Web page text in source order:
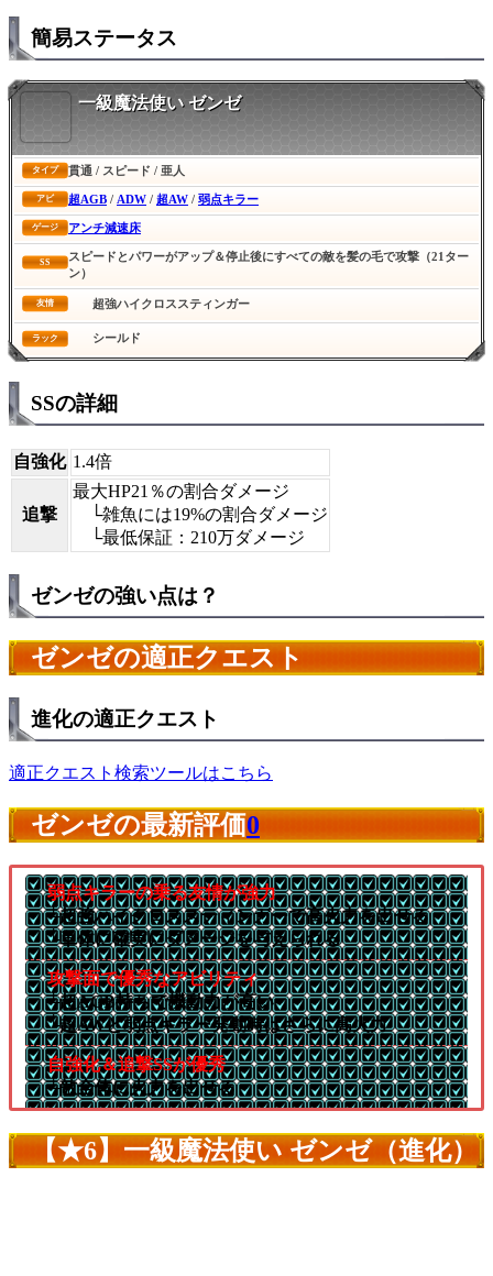
簡易ステータス
一級魔法使い ゼンゼ
タイプ 貫通 / スピード / 亜人
アビ 超AGB / ADW / 超AW / 弱点キラー
ゲージ アンチ減速床
SS
スピードとパワーがアップ＆停止後にすべての敵を髪の毛で攻撃（21ター
ン）
友情 超強ハイクロススティンガー
ラック シールド
SSの詳細
自強化 1.4倍
追撃
最大HP21％の割合ダメージ
└雑魚には19%の割合ダメージ
└最低保証：210万ダメージ
ゼンゼの強い点は？
ゼンゼの適正クエスト
進化の適正クエスト
適正クエスト検索ツールはこちら
ゼンゼの最新評価0
弱点キラーの乗る友情が強力
└超強ハイクロススティンガーで高火力を出せる
└単体に確実にダメージを与えられる
攻撃面で優秀なアビリティ
└超AGB持ちで機動力が高い
└超AWと弱点キラー発動時はさらに高火力
自強化＆追撃SSが優秀
└敵全体に火力を出せる
【★6】一級魔法使い ゼンゼ（進化）